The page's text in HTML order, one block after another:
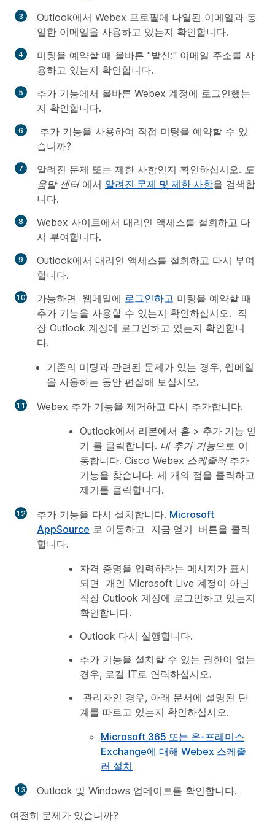
Outlook에서 Webex 프로필에 나열된 이메일과 동
일한 이메일을 사용하고 있는지 확인합니다.
미팅을 예약할 때 올바른 "발신:" 이메일 주소를 사
용하고 있는지 확인합니다.
추가 기능에서 올바른 Webex 계정에 로그인했는
지 확인합니다.
추가 기능을 사용하여 직접 미팅을 예약할 수 있
습니까?
알려진 문제 또는 제한 사항인지 확인하십시오. 도
움말 센터에서 알려진 문제 및 제한 사항을 검색합
니다.
Webex 사이트에서 대리인 액세스를 철회하고 다
시 부여합니다.
Outlook에서 대리인 액세스를 철회하고 다시 부여
합니다.
가능하면 웹메일에 로그인하고 미팅을 예약할 때
추가 기능을 사용할 수 있는지 확인하십시오. 직
장 Outlook 계정에 로그인하고 있는지 확인합니
다.
기존의 미팅과 관련된 문제가 있는 경우, 웹메일
을 사용하는 동안 편집해 보십시오.
Webex 추가 기능을 제거하고 다시 추가합니다.
Outlook에서 리본에서 홈 > 추가 기능 얻
기 를 클릭합니다. 내 추가 기능으로 이
동합니다. Cisco Webex 스케줄러추가
기능을 찾습니다. 세 개의 점을 클릭하고
제거를 클릭합니다.
추가 기능을 다시 설치합니다. Microsoft
AppSource 로 이동하고 지금 얻기 버튼을 클릭
합니다.
자격 증명을 입력하라는 메시지가 표시
되면 개인 Microsoft Live 계정이 아닌
직장 Outlook 계정에 로그인하고 있는지
확인합니다.
Outlook 다시 실행합니다.
추가 기능을 설치할 수 있는 권한이 없는
경우, 로컬 IT로 연락하십시오.
관리자인 경우, 아래 문서에 설명된 단
계를 따르고 있는지 확인하십시오.
Microsoft 365 또는 온-프레미스
Exchange에 대해 Webex 스케줄
러 설치
Outlook 및 Windows 업데이트를 확인합니다.
여전히 문제가 있습니까?